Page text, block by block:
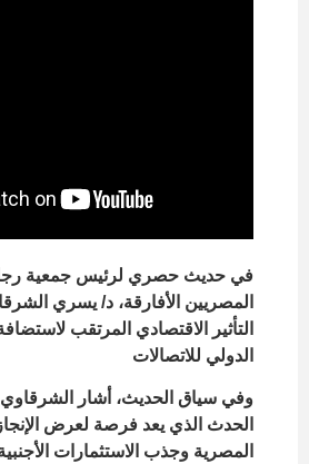
في حديث حصري لرئيس جمعية
المصريين الأفارقة، د/ يسري
التأثير الاقتصادي المرتقب
الدولي للاتصالات
وفي سياق الحديث، أشار الشرقاوي
الحدث الذي يعد فرصة لعرض
المصرية وجذب الاستثمارات